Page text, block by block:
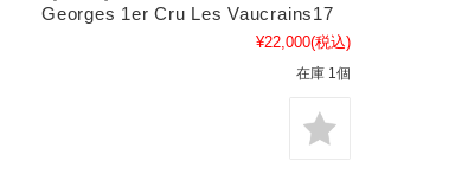
Georges 1er Cru Les Vaucrains17
¥22,000(税込)
在庫 1個